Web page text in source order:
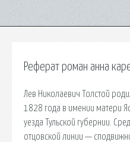
Реферат роман анна
Лев Николаевич Толстой
1828 года в имении матери
уезда Тульской губернии.
отцовской линии —